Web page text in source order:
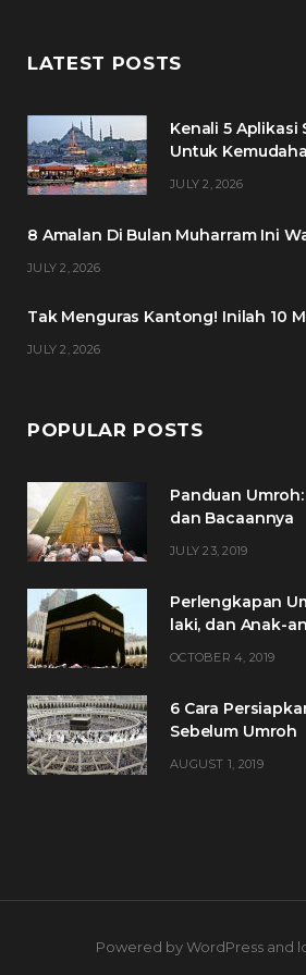
c
b
t
a
LATEST POSTS
Kenali 5 Aplikasi
Untuk
JULY 2, 2026
8 Amalan Di Bulan Muharram Ini
JULY 2, 2026
Tak Menguras Kantong! Inilah 10
JULY 2, 2026
POPULAR POSTS
Panduan
dan Bacaannya
JULY 23, 2019
Perlengkapan
laki, dan Anak-
OCTOBER 4, 2019
6 Cara
Sebelum Umroh
AUGUST 1, 2019
Powered by WordPress and